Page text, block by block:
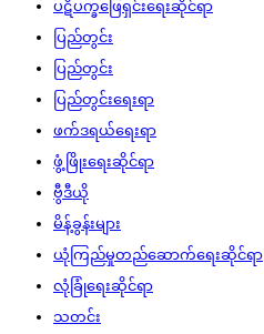
ပဋိပက္ခဖြေရှင်းရေးဆိုင်ရာ
ပြည်တွင်း
ပြည်တွင်း
ပြည်တွင်းရေးရာ
ဖက်ဒရယ်ရေးရာ
ဖွံ့ဖြိုးရေးဆိုင်ရာ
ဗွီဒီယို
မိန့်ခွန်းများ
ယုံကြည်မှုတည်ဆောက်ရေးဆိုင်ရာ
လုံခြုံရေးဆိုင်ရာ
သတင်း